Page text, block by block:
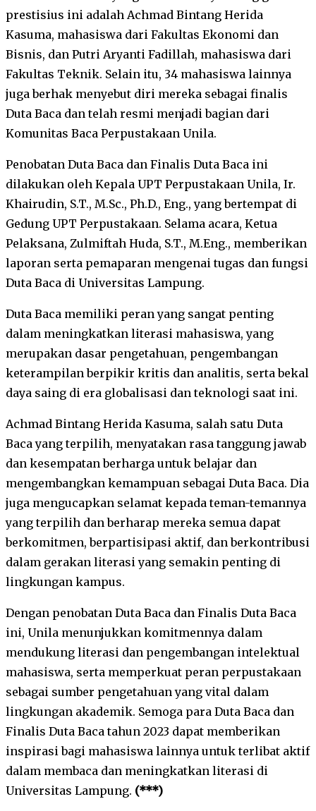
prestisius ini adalah Achmad Bintang Herida
Kasuma, mahasiswa dari Fakultas Ekonomi dan
Bisnis, dan Putri Aryanti Fadillah, mahasiswa dari
Fakultas Teknik. Selain itu, 34 mahasiswa lainnya
juga berhak menyebut diri mereka sebagai finalis
Duta Baca dan telah resmi menjadi bagian dari
Komunitas Baca Perpustakaan Unila.
Penobatan Duta Baca dan Finalis Duta Baca ini
dilakukan oleh Kepala UPT Perpustakaan Unila, Ir.
Khairudin, S.T., M.Sc., Ph.D., Eng., yang bertempat di
Gedung UPT Perpustakaan. Selama acara, Ketua
Pelaksana, Zulmiftah Huda, S.T., M.Eng., memberikan
laporan serta pemaparan mengenai tugas dan fungsi
Duta Baca di Universitas Lampung.
Duta Baca memiliki peran yang sangat penting
dalam meningkatkan literasi mahasiswa, yang
merupakan dasar pengetahuan, pengembangan
keterampilan berpikir kritis dan analitis, serta bekal
daya saing di era globalisasi dan teknologi saat ini.
Achmad Bintang Herida Kasuma, salah satu Duta
Baca yang terpilih, menyatakan rasa tanggung jawab
dan kesempatan berharga untuk belajar dan
mengembangkan kemampuan sebagai Duta Baca. Dia
juga mengucapkan selamat kepada teman-temannya
yang terpilih dan berharap mereka semua dapat
berkomitmen, berpartisipasi aktif, dan berkontribusi
dalam gerakan literasi yang semakin penting di
lingkungan kampus.
Dengan penobatan Duta Baca dan Finalis Duta Baca
ini, Unila menunjukkan komitmennya dalam
mendukung literasi dan pengembangan intelektual
mahasiswa, serta memperkuat peran perpustakaan
sebagai sumber pengetahuan yang vital dalam
lingkungan akademik. Semoga para Duta Baca dan
Finalis Duta Baca tahun 2023 dapat memberikan
inspirasi bagi mahasiswa lainnya untuk terlibat aktif
dalam membaca dan meningkatkan literasi di
Universitas Lampung. (***)